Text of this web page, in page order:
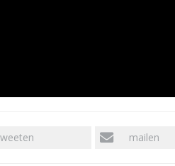
mailen